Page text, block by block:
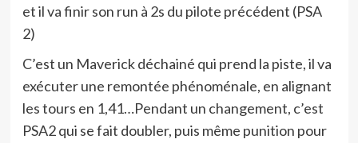
et il va finir son run à 2s du pilote précédent (PSA
2)
C’est un Maverick déchainé qui prend la piste, il va
exécuter une remontée phénoménale, en alignant
les tours en 1,41…Pendant un changement, c’est
PSA2 qui se fait doubler, puis même punition pour